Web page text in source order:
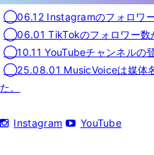
◯06.12 Instagramのフォロワー
◯06.01 TikTokのフォロワー数
◯10.11 YouTubeチャンネルの
◯25.08.01 MusicVoiceは媒体
た。
Instagram YouTube